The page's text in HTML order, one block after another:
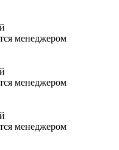
менеджером
менеджером
менеджером